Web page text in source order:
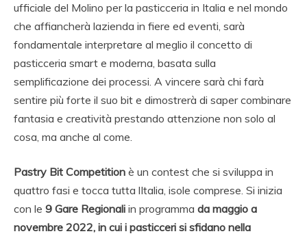
ufficiale del Molino per la pasticceria in Italia e nel mondo
che affiancherà lazienda in fiere ed eventi, sarà
fondamentale interpretare al meglio il concetto di
pasticceria smart e moderna, basata sulla
semplificazione dei processi. A vincere sarà chi farà
sentire più forte il suo bit e dimostrerà di saper combinare
fantasia e creatività prestando attenzione non solo al
cosa, ma anche al come.
Pastry Bit Competition è un contest che si sviluppa in
quattro fasi e tocca tutta lItalia, isole comprese. Si inizia
con le 9 Gare Regionali in programma da maggio a
novembre 2022, in cui i pasticceri si sfidano nella